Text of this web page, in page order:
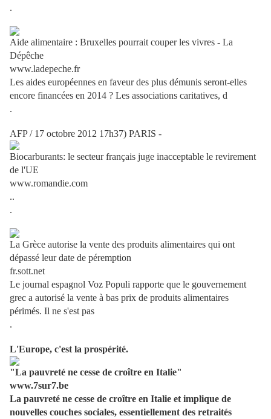
.
Aide alimentaire : Bruxelles pourrait couper les vivres - La
Dépêche
www.ladepeche.fr
Les aides européennes en faveur des plus démunis seront-elles
encore financées en 2014 ? Les associations caritatives, d
.
AFP / 17 octobre 2012 17h37) PARIS -
Biocarburants: le secteur français juge inacceptable le revirement
de l'UE
www.romandie.com
..
.
La Grèce autorise la vente des produits alimentaires qui ont
dépassé leur date de péremption
fr.sott.net
Le journal espagnol Voz Populi rapporte que le gouvernement
grec a autorisé la vente à bas prix de produits alimentaires
périmés. Il ne s'est pas
.
L'Europe, c'est la prospérité.
"La pauvreté ne cesse de croître en Italie"
www.7sur7.be
La pauvreté ne cesse de croître en Italie et implique de
nouvelles couches sociales, essentiellement des retraités